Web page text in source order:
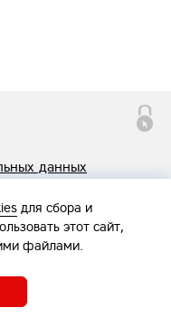
данных
для сбора и
этот сайт,
файлами.